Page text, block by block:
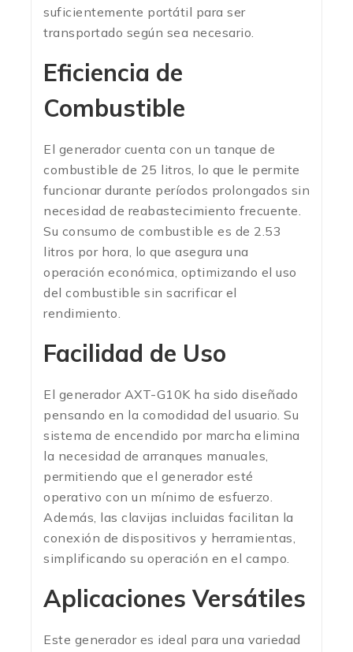
suficientemente portátil para ser
transportado según sea necesario.
Eficiencia de
Combustible
El generador cuenta con un tanque de
combustible de 25 litros, lo que le permite
funcionar durante períodos prolongados sin
necesidad de reabastecimiento frecuente.
Su consumo de combustible es de 2.53
litros por hora, lo que asegura una
operación económica, optimizando el uso
del combustible sin sacrificar el
rendimiento.
Facilidad de Uso
El generador AXT-G10K ha sido diseñado
pensando en la comodidad del usuario. Su
sistema de encendido por marcha elimina
la necesidad de arranques manuales,
permitiendo que el generador esté
operativo con un mínimo de esfuerzo.
Además, las clavijas incluidas facilitan la
conexión de dispositivos y herramientas,
simplificando su operación en el campo.
Aplicaciones Versátiles
Este generador es ideal para una variedad